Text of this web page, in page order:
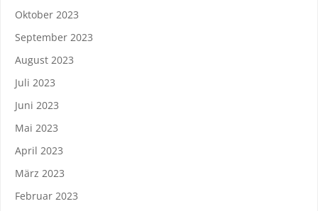
Oktober 2023
September 2023
August 2023
Juli 2023
Juni 2023
Mai 2023
April 2023
März 2023
Februar 2023